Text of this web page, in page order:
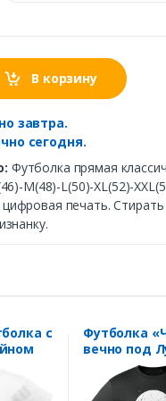
В корзину
завтра.
сегодня.
Футболка прямая
M(48)-L(50)-XL(52)-
печать.
с
Футболка
вечно под